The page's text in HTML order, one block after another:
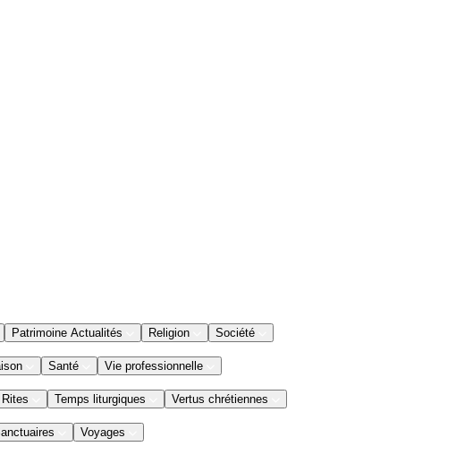
Patrimoine Actualités Religion Société
Santé Vie professionnelle
Rites Temps liturgiques Vertus chrétiennes
Voyages